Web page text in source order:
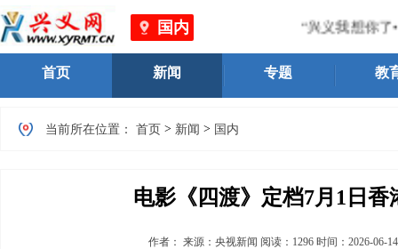
国内 “兴义我想你了•
首页 新闻 专题 教
当前所在位置： 首页 > 新闻 > 国内
电影《四渡》定档7月1日香
作者： 来源：央视新闻 阅读： 1296 时间： 2026-06-